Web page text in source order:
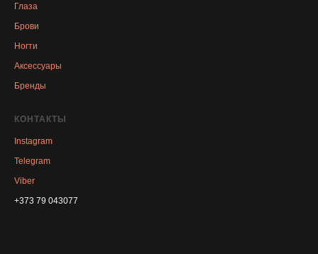
Глаза
Брови
Ногти
Аксессуары
Бренды
КОНТАКТЫ
Instagram
Telegram
Viber
+373 79 043077